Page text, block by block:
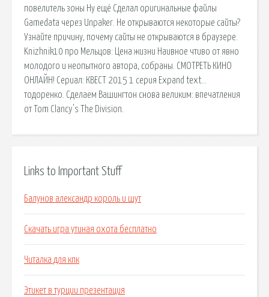
повелитель зоны Ну ещё Сделал оригинальные файлы
Gamedata через Unpaker. Не открываются некоторые сайты?
Узнайте причину, почему сайты не открываются в браузере.
Knizhnik10 про Мельцов: Цена жизни Наивное чтиво от явно
молодого и неопытного автора, собраны. СМОТРЕТЬ КИНО
ОНЛАЙН! Сериал: КВЕСТ 2015 1 серия Expand text…
тодоренко. Сделаем Вашингтон снова великим: впечатления
от Tom Clancy's The Division.
Links to Important Stuff
Балунов александр король и шут
Скачать игра утиная охота бесплатно
Читалка для кпк
Этикет в турции презентация